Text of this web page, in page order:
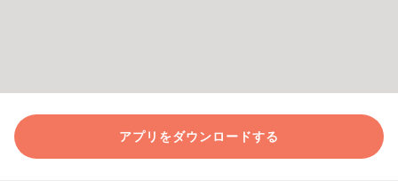
アプリをダウンロードする